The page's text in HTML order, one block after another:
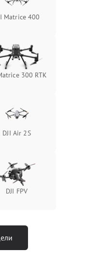
Matrice 400
300 RTK
DJI Air 2S
DJI FPV